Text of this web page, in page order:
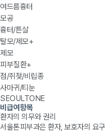
여드름흉터
모공
흉터/튼살
탈모/제모+
제모
피부질환+
점/쥐젖/비립종
사마귀/티눈
SEOULTONE
비급여항목
환자의 의무와 권리
서울톤피부과은 환자, 보호자의 요